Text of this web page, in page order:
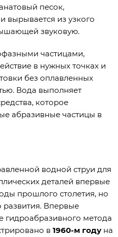
песок,
вырывается из узкого
звуковую.
частицами,
в нужных точках и
без оплавленных
Вода выполняет
которое
абразивные частицы в
водной струи для
деталей впервые
прошлого столетия, но
развития. Впервые
гидроабразивного метода
в 1960-м году на